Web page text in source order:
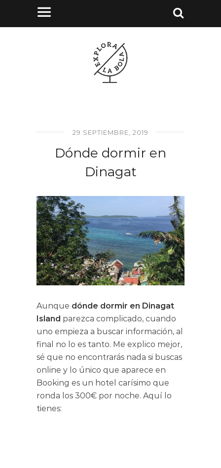
29 SEPTIEMBRE, 2019
Dónde dormir en
Dinagat
Aunque dónde dormir en Dinagat
Island parezca complicado, cuando
uno empieza a buscar información, al
final no lo es tanto. Me explico mejor,
sé que no encontrarás nada si buscas
online y lo único que aparece en
Booking es un hotel carísimo que
ronda los 300€ por noche. Aquí lo
tienes: